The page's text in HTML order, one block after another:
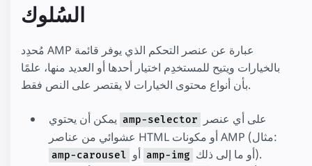
السُلوك
مُحدِد AMP عبارة عن عنصر التحكم الذي يوفر قائمة
بالخيارات ويتيح للمستخدِم اختيار أحدها أو العديد منها، علمًا
بأن أنواع محتوى الخيارات لا يقتصر على النص فقط.
amp-selector
عشوائي من عناصر HTML أو مكونات AMP (مثال:
amp-carousel amp-img
أو ما إلى ذلك).